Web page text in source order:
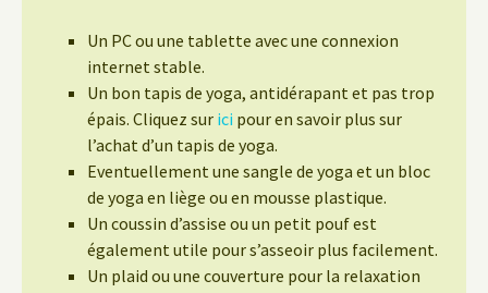
Un PC ou une tablette avec une connexion
internet stable.
Un bon tapis de yoga, antidérapant et pas trop
épais. Cliquez sur ici pour en savoir plus sur
l’achat d’un tapis de yoga.
Eventuellement une sangle de yoga et un bloc
de yoga en liège ou en mousse plastique.
Un coussin d’assise ou un petit pouf est
également utile pour s’asseoir plus facilement.
Un plaid ou une couverture pour la relaxation